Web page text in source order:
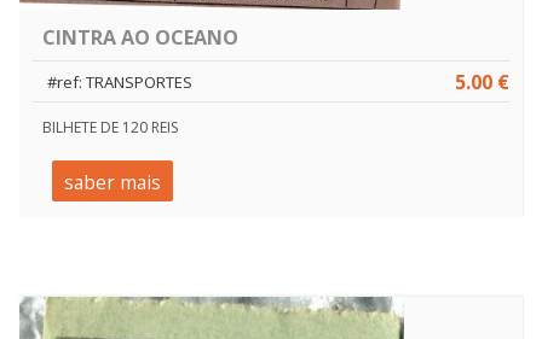
CINTRA AO OCEANO
5.00 €
#ref: TRANSPORTES
BILHETE DE 120 REIS
saber mais